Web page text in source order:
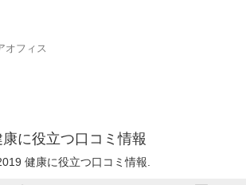
オフィス
康に役立つ口コミ情報
健康に役立つ口コミ情報.